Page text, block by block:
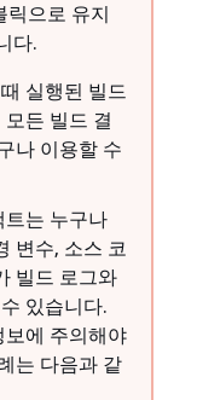
릭으로 유지
다.
실행된 빌드
든 빌드 결
나 이용할 수
트는 누구나
변수, 소스 코
빌드 로그와
있습니다.
에 주의해야
는 다음과 같